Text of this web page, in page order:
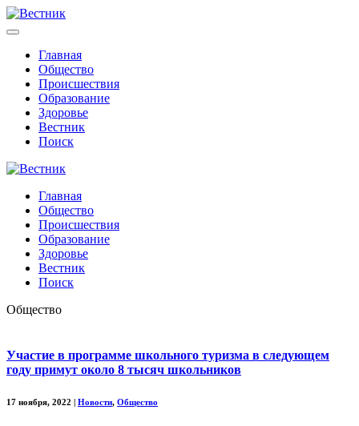
Главная
Общество
Происшествия
Образование
Здоровье
Вестник
Поиск
Главная
Общество
Происшествия
Образование
Здоровье
Вестник
Поиск
Общество
Участие в программе школьного туризма в следующем
году примут около 8 тысяч школьников
17 ноября, 2022 Новости, Общество